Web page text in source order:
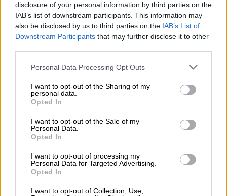
disclosure of your personal information by third parties on the
IAB’s list of downstream participants. This information may
also be disclosed by us to third parties on the IAB’s List of
Downstream Participants that may further disclose it to other
Personal Data Processing Opt Outs
I want to opt-out of the Sharing of my
personal data.
Opted In
I want to opt-out of the Sale of my
Personal Data.
Opted In
I want to opt-out of processing my
Personal Data for Targeted Advertising.
Opted In
I want to opt-out of Collection, Use,
"We hebben zeer ambitieuze doelstellingen met betrekking tot
de uitbreiding van onze digitale activiteiten in Europa. We
hebben grensoverschrijdende directe verkoop van alcoholisch
bier al legaal mogelijk gemaakt en willen dit nieuwe
investering van de Haus Cramer Group uitlegt. De voorzitter
en CFO Helmut Hörz voegt hieraan toe: "Bierothek
®is bezig
nieuwe distributiekanalen naar de eindklant mogelijk te
brouwerijen. Wij willen deze ontwikkeling graag
ondersteunen. , omdat het in lijn is met onze
langetermijndoelen en er synergieën met ons portfolio
Als onderdeel van de investering van de Haus Cramer Group
in Bierothek®verkoopt de in Stuttgart gevestigde